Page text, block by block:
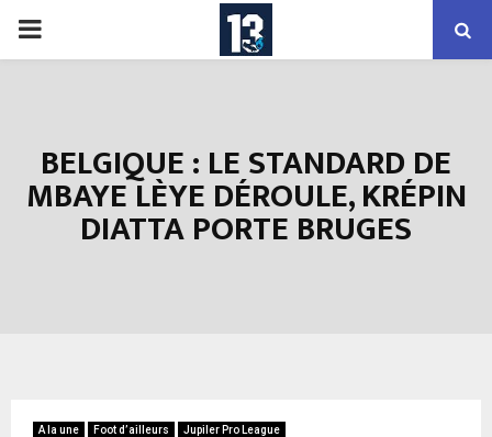
PRIMARY
BELGIQUE : LE STANDARD DE
MBAYE LÈYE DÉROULE, KRÉPIN
DIATTA PORTE BRUGES
A la une Foot d’ailleurs Jupiler Pro League